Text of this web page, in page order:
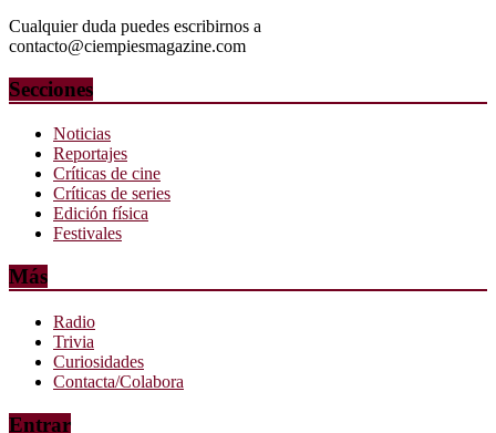
Cualquier duda puedes escribirnos a
contacto@ciempiesmagazine.com
Secciones
Noticias
Reportajes
Críticas de cine
Críticas de series
Edición física
Festivales
Más
Radio
Trivia
Curiosidades
Contacta/Colabora
Entrar